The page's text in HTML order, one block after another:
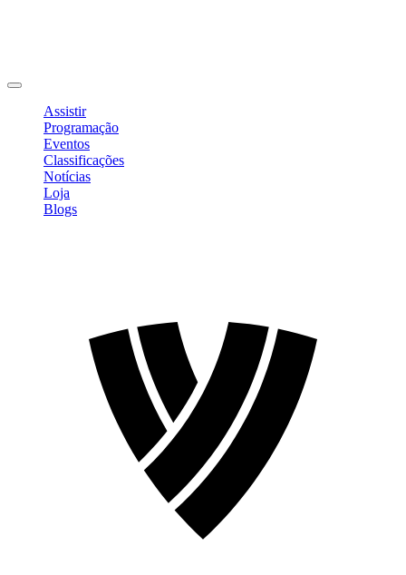
Assistir
Programação
Eventos
Classificações
Notícias
Loja
Blogs